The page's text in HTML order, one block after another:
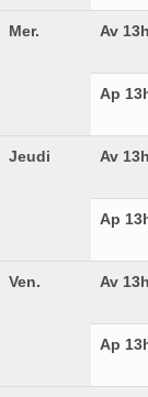
Mer. Av 13h
Ap
Jeudi Av 13h
Ap
Ven. Av 13h
Ap